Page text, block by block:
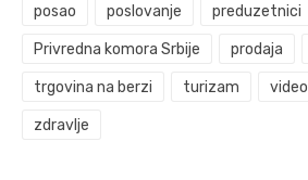
posao poslovanje preduzetnici
Privredna komora Srbije prodaja
trgovina na berzi turizam video
zdravlje